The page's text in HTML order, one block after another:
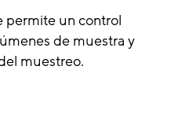
permite un control
de muestra y
muestreo.